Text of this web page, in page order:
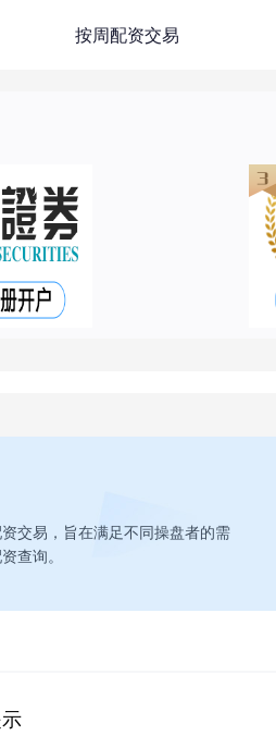
按周配资交易
交易，旨在满足不同操盘者的需
查询。